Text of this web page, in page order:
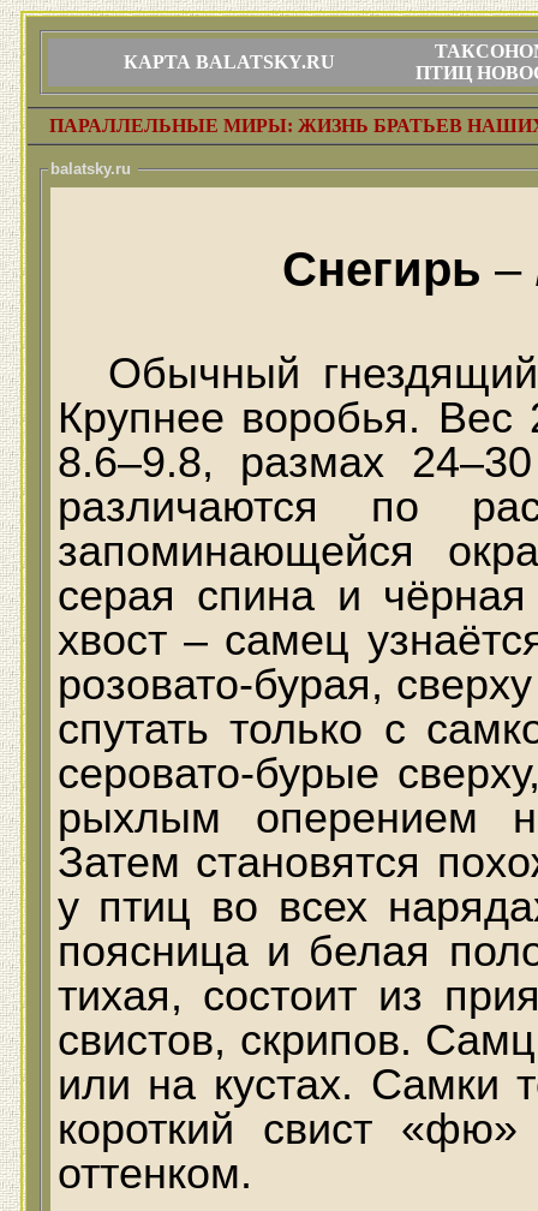
КАРТА BALATSKY.RU
ПТИЦ
ПАРАЛЛЕЛЬНЫЕ МИРЫ: ЖИЗНЬ БРАТЬЕВ
balatsky.ru
Снегирь –
Обычный
Крупнее воробья. Вес
8.6–9.8, размах
различаются по
запоминающейся
серая спина и
хвост – самец
розовато-бурая,
спутать только с
серовато-бурые
рыхлым оперением
Затем становятся
у птиц во всех
поясница и белая
тихая, состоит из
свистов, скрипов.
или на кустах. Самки
короткий свист
оттенком.